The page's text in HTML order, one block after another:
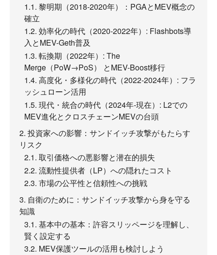
1.1. 黎明期（2018-2020年）：PGAとMEV概念の
確立
1.2. 効率化の時代（2020-2022年）: Flashbots導
入とMEV-Geth普及
1.3. 転換期（2022年）: The
Merge（PoW→PoS） とMEV-Boost移行
1.4. 高度化・多様化の時代（2022-2024年）: フラ
ッシュローン活用
1.5. 現代・統合の時代（2024年-現在）: L2での
MEV進化とクロスチェーンMEVの台頭
2. 投資家への影響：サンドイッチ攻撃がもたらす
リスク
2.1. 取引価格への悪影響と潜在的損失
2.2. 流動性提供者（LP）への隠れたコスト
2.3. 市場の公平性と信頼性への挑戦
3. 自衛のために：サンドイッチ攻撃から身を守る
知識
3.1. 基本中の基本：許容スリッページを理解し、
賢く設定する
3.2. MEV保護ツールの活用も検討しよう